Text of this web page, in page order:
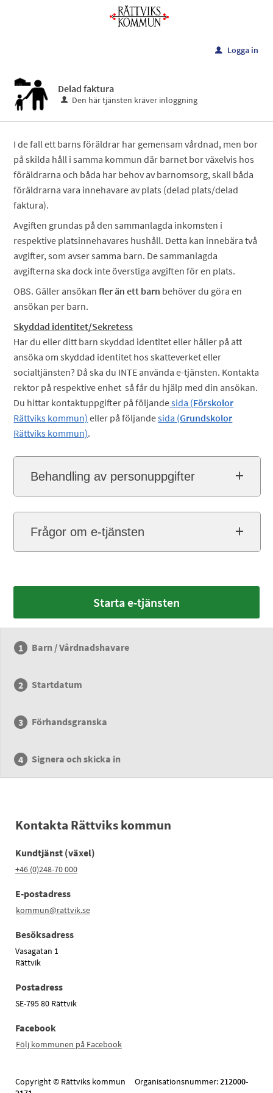
Rättviks
kommun
u Logga in
Delad faktura
Den här tjänsten kräver inloggning
I de fall ett barns föräldrar har gemensam vårdnad, men bor
på skilda håll i samma kommun där barnet bor växelvis hos
föräldrarna och båda har behov av barnomsorg, skall båda
föräldrarna vara innehavare av plats (delad plats/delad
faktura).
Avgiften grundas på den sammanlagda inkomsten i
respektive platsinnehavares hushåll. Detta kan innebära två
avgifter, som avser samma barn. De sammanlagda
avgifterna ska dock inte överstiga avgiften för en plats.
OBS. Gäller ansökanfler än ett barn behöver du göra en
ansökan per barn.
Skyddad identitet/Sekretess
Har du eller ditt barn skyddad identitet eller håller på att
ansöka om skyddad identitet hos skatteverket eller
socialtjänsten? Då ska du INTE använda e-tjänsten. Kontakta
rektor på respektive enhet så får du hjälp med din ansökan.
Du hittar kontaktuppgifter på följandesida (Förskolor
Rättviks kommun) eller på följandesida (Grundskolor
Rättviks kommun).
Behandling av personuppgifter
Frågor om e-tjänsten
Starta e-tjänsten
Barn / Vårdnadshavare
Startdatum
Förhandsgranska
Signera och skicka in
Kontakta Rättviks kommun
Kundtjänst (växel)
+46 (0)248-70 000
E-postadress
kommun@rattvik.se
Besöksadress
Vasagatan 1
Rättvik
Postadress
SE-795 80 Rättvik
Facebook
Följ kommunen på Facebook
Copyright © Rättviks kommun Organisationsnummer:212000-